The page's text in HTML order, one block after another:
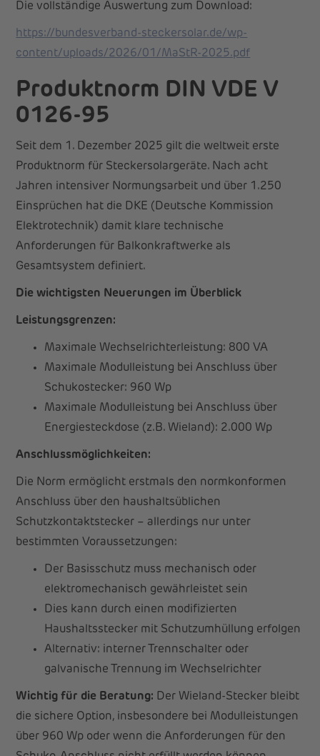
Die vollständige Auswertung zum Download:
https://bundesverband-steckersolar.de/wp-
content/uploads/2026/01/MaStR-2025.pdf
Produktnorm DIN VDE V
0126-95
Seit dem 1. Dezember 2025 gilt die weltweit erste
Produktnorm für Steckersolargeräte. Nach acht
Jahren intensiver Normungsarbeit und über 1.250
Einsprüchen hat die DKE (Deutsche Kommission
Elektrotechnik) damit klare technische
Anforderungen für Balkonkraftwerke als
Gesamtsystem definiert.
Die wichtigsten Neuerungen im Überblick
Leistungsgrenzen:
Maximale Wechselrichterleistung: 800 VA
Maximale Modulleistung bei Anschluss über
Schukostecker: 960 Wp
Maximale Modulleistung bei Anschluss über
Energiesteckdose (z.B. Wieland): 2.000 Wp
Anschlussmöglichkeiten:
Die Norm ermöglicht erstmals den normkonformen
Anschluss über den haushaltsüblichen
Schutzkontaktstecker – allerdings nur unter
bestimmten Voraussetzungen:
Der Basisschutz muss mechanisch oder
elektromechanisch gewährleistet sein
Dies kann durch einen modifizierten
Haushaltsstecker mit Schutzumhüllung erfolgen
Alternativ: interner Trennschalter oder
galvanische Trennung im Wechselrichter
Wichtig für die Beratung: Der Wieland-Stecker bleibt
die sichere Option, insbesondere bei Modulleistungen
über 960 Wp oder wenn die Anforderungen für den